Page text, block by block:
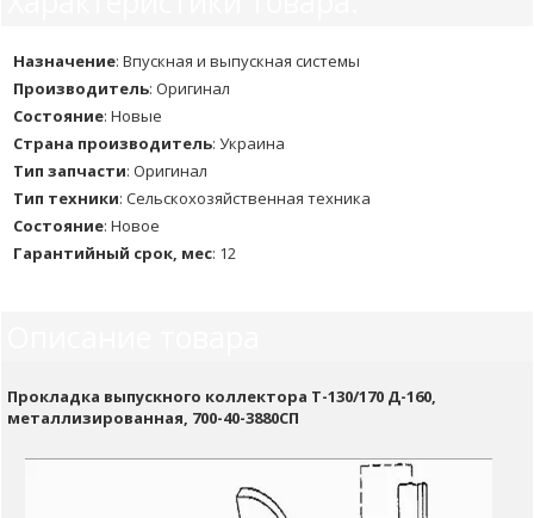
Назначение: Впускная и выпускная системы
Производитель: Оригинал
Состояние: Новые
Страна производитель: Украина
Тип запчасти: Оригинал
Тип техники: Сельскохозяйственная техника
Состояние: Новое
Гарантийный срок, мес: 12
Прокладка выпускного коллектора Т-130/170 Д-160,
металлизированная, 700-40-3880СП